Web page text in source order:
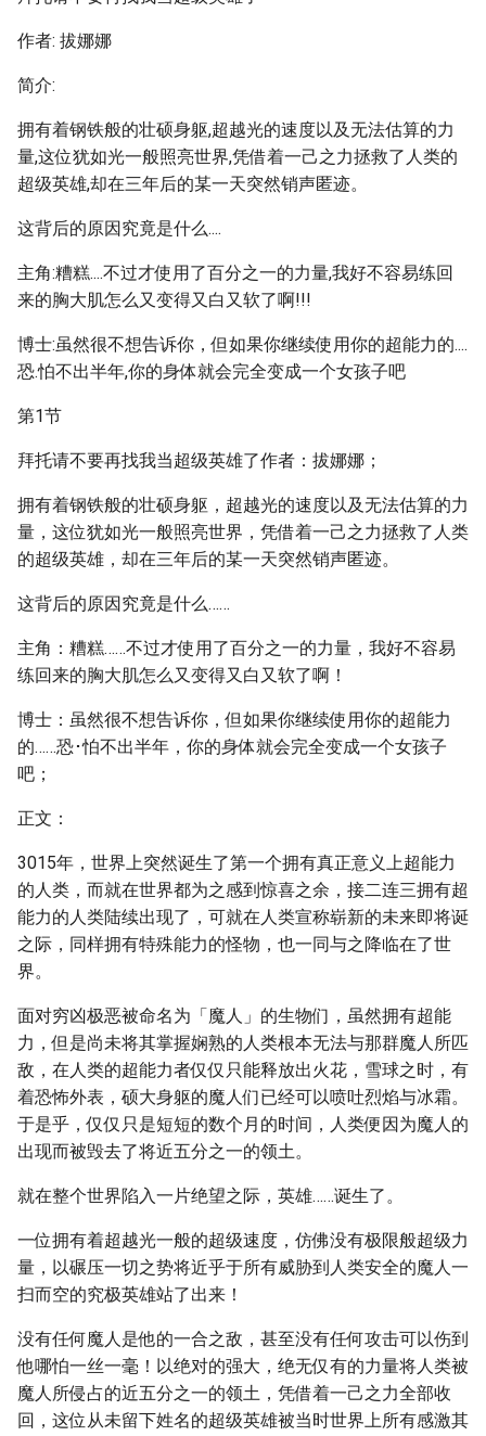
作者: 拔娜娜
简介:
拥有着钢铁般的壮硕身躯,超越光的速度以及无法估算的力
量,这位犹如光一般照亮世界,凭借着一己之力拯救了人类的
超级英雄,却在三年后的某一天突然销声匿迹。
这背后的原因究竟是什么....
主角:糟糕....不过才使用了百分之一的力量,我好不容易练回
来的胸大肌怎么又变得又白又软了啊!!!
博士:虽然很不想告诉你，但如果你继续使用你的超能力的....
恐.怕不出半年,你的身体就会完全变成一个女孩子吧
第1节
拜托请不要再找我当超级英雄了作者：拔娜娜；
拥有着钢铁般的壮硕身躯，超越光的速度以及无法估算的力
量，这位犹如光一般照亮世界，凭借着一己之力拯救了人类
的超级英雄，却在三年后的某一天突然销声匿迹。
这背后的原因究竟是什么……
主角：糟糕……不过才使用了百分之一的力量，我好不容易
练回来的胸大肌怎么又变得又白又软了啊！
博士：虽然很不想告诉你，但如果你继续使用你的超能力
的……恐･怕不出半年，你的身体就会完全变成一个女孩子
吧；
正文：
3015年，世界上突然诞生了第一个拥有真正意义上超能力
的人类，而就在世界都为之感到惊喜之余，接二连三拥有超
能力的人类陆续出现了，可就在人类宣称崭新的未来即将诞
之际，同样拥有特殊能力的怪物，也一同与之降临在了世
界。
面对穷凶极恶被命名为「魔人」的生物们，虽然拥有超能
力，但是尚未将其掌握娴熟的人类根本无法与那群魔人所匹
敌，在人类的超能力者仅仅只能释放出火花，雪球之时，有
着恐怖外表，硕大身躯的魔人们已经可以喷吐烈焰与冰霜。
于是乎，仅仅只是短短的数个月的时间，人类便因为魔人的
出现而被毁去了将近五分之一的领土。
就在整个世界陷入一片绝望之际，英雄……诞生了。
一位拥有着超越光一般的超级速度，仿佛没有极限般超级力
量，以碾压一切之势将近乎于所有威胁到人类安全的魔人一
扫而空的究极英雄站了出来！
没有任何魔人是他的一合之敌，甚至没有任何攻击可以伤到
他哪怕一丝一毫！以绝对的强大，绝无仅有的力量将人类被
魔人所侵占的近五分之一的领土，凭借着一己之力全部收
回，这位从未留下姓名的超级英雄被当时世界上所有感激其